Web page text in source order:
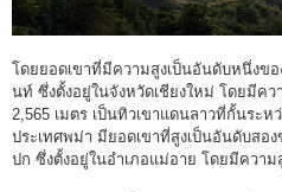
โดยยอดเขาที่มีความสูงเป็นอันดับหนึ่งข
นท์ ซึ่งตั้งอยู่ในจังหวัดเชียงใหม่ โดยมีค
2,565 เมตร เป็นทิวเขาแดนลาวที่กั้นระ
ประเทศพม่า มียอดเขาที่สูงเป็นอันดับสอ
ปก ซึ่งตั้งอยู่ในอำเภอแม่อาย โดยมีความ